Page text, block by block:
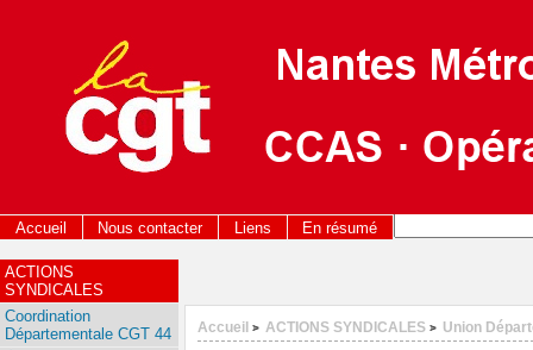
Accueil Nous contacter Liens En résumé
Accueil > ACTIONS SYNDICALES > Union
ACTIONS
SYNDICALES
Coordination
Départementale CGT 44